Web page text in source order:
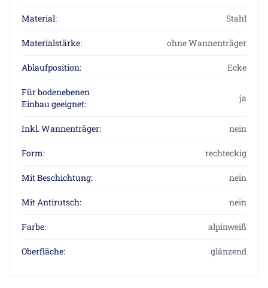
Material: Stahl
Materialstärke: ohne Wannenträger
Ablaufposition: Ecke
Für bodenebenen
Einbau geeignet:
ja
Inkl. Wannenträger: nein
Form: rechteckig
Mit Beschichtung: nein
Mit Antirutsch: nein
Farbe: alpinweiß
Oberfläche: glänzend